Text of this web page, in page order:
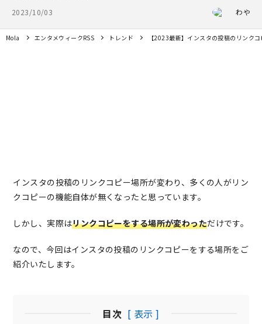
2023/10/03
わや
Mola エンタメウィークRSS トレンド 【2023最新】インスタの投稿のリンク
インスタの投稿のリンクコピー場所が変わり、多くの人がリン
クコピーの機能自体が無くなったと思っています。
しかし、実際はリンクコピーをする場所が変わっただけです。
なので、今回はインスタの投稿のリンクコピーをする場所をご
紹介いたします。
目次 [ 表示 ]